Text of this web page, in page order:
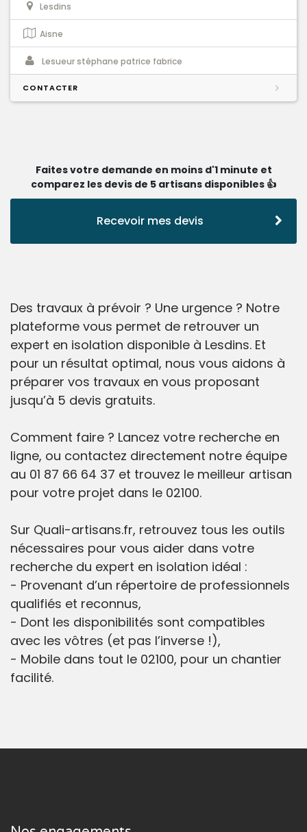
Lesdins
Aisne
Lesueur stéphane patrice fabrice
CONTACTER
Faites votre demande en moins d'1 minute et
comparez les devis de 5 artisans disponibles 👍
Recevoir mes devis
Des travaux à prévoir ? Une urgence ? Notre
plateforme vous permet de retrouver un
expert en isolation disponible à Lesdins. Et
pour un résultat optimal, nous vous aidons à
préparer vos travaux en vous proposant
jusqu’à 5 devis gratuits.
Comment faire ? Lancez votre recherche en
ligne, ou contactez directement notre équipe
au 01 87 66 64 37 et trouvez le meilleur artisan
pour votre projet dans le 02100.
Sur Quali-artisans.fr, retrouvez tous les outils
nécessaires pour vous aider dans votre
recherche du expert en isolation idéal :
- Provenant d’un répertoire de professionnels
qualifiés et reconnus,
- Dont les disponibilités sont compatibles
avec les vôtres (et pas l’inverse !),
- Mobile dans tout le 02100, pour un chantier
facilité.